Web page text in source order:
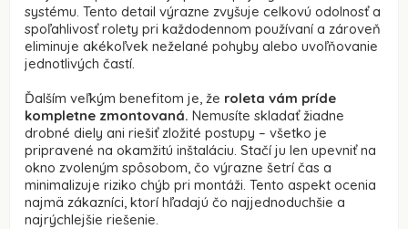
systému. Tento detail výrazne zvyšuje celkovú odolnosť a
spoľahlivosť rolety pri každodennom používaní a zároveň
eliminuje akékoľvek neželané pohyby alebo uvoľňovanie
jednotlivých častí.
Ďalším veľkým benefitom je, že roleta vám príde
kompletne zmontovaná. Nemusíte skladať žiadne
drobné diely ani riešiť zložité postupy – všetko je
pripravené na okamžitú inštaláciu. Stačí ju len upevniť na
okno zvoleným spôsobom, čo výrazne šetrí čas a
minimalizuje riziko chýb pri montáži. Tento aspekt ocenia
najmä zákazníci, ktorí hľadajú čo najjednoduchšie a
najrýchlejšie riešenie.